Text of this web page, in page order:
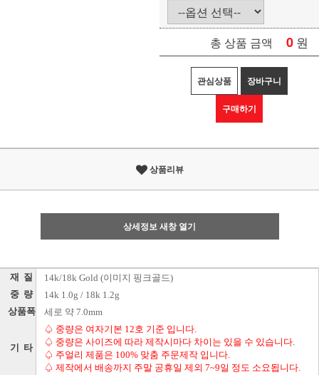
총 상품 금액 0 원
관심상품 장바구니
구매하기
상품리뷰
상세정보 새창 열기
재 질 14k/18k Gold (이미지 핑크골드)
중 량 14k 1.0g / 18k 1.2g
상품폭 세로 약 7.0mm
기 타
♤ 중량은 여자기본 12호 기준 입니다.
♤ 중량은 사이즈에 따라 제작시마다 차이는 있을 수 있습니다.
♤ 주얼리 제품은 100% 맞춤 주문제작 입니다.
♤ 제작에서 배송까지 주말 공휴일 제외 7~9일 정도 소요됩니다.